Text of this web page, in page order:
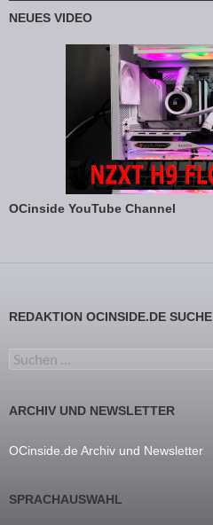
NEUES VIDEO
OCinside YouTube Channel
REDAKTION OCINSIDE.DE SUCHE
Suchen nach:
ARCHIV UND NEWSLETTER
OCinside.de Archiv und Newsletter
SPRACHAUSWAHL